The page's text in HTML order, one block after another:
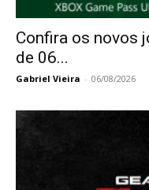
Confira os novos
de 06...
Gabriel Vieira - 06/08/2026